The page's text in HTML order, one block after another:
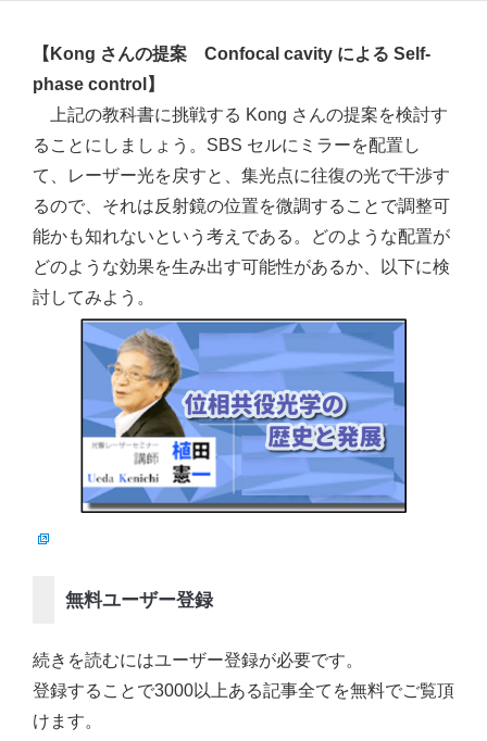
【Kong さんの提案 Confocal cavity による Self-
phase control】
上記の教科書に挑戦する Kong さんの提案を検討す
ることにしましょう。SBS セルにミラーを配置し
て、レーザー光を戻すと、集光点に往復の光で干渉す
るので、それは反射鏡の位置を微調することで調整可
能かも知れないという考えである。どのような配置が
どのような効果を生み出す可能性があるか、以下に検
討してみよう。
無料ユーザー登録
続きを読むにはユーザー登録が必要です。
登録することで3000以上ある記事全てを無料でご覧頂
けます。